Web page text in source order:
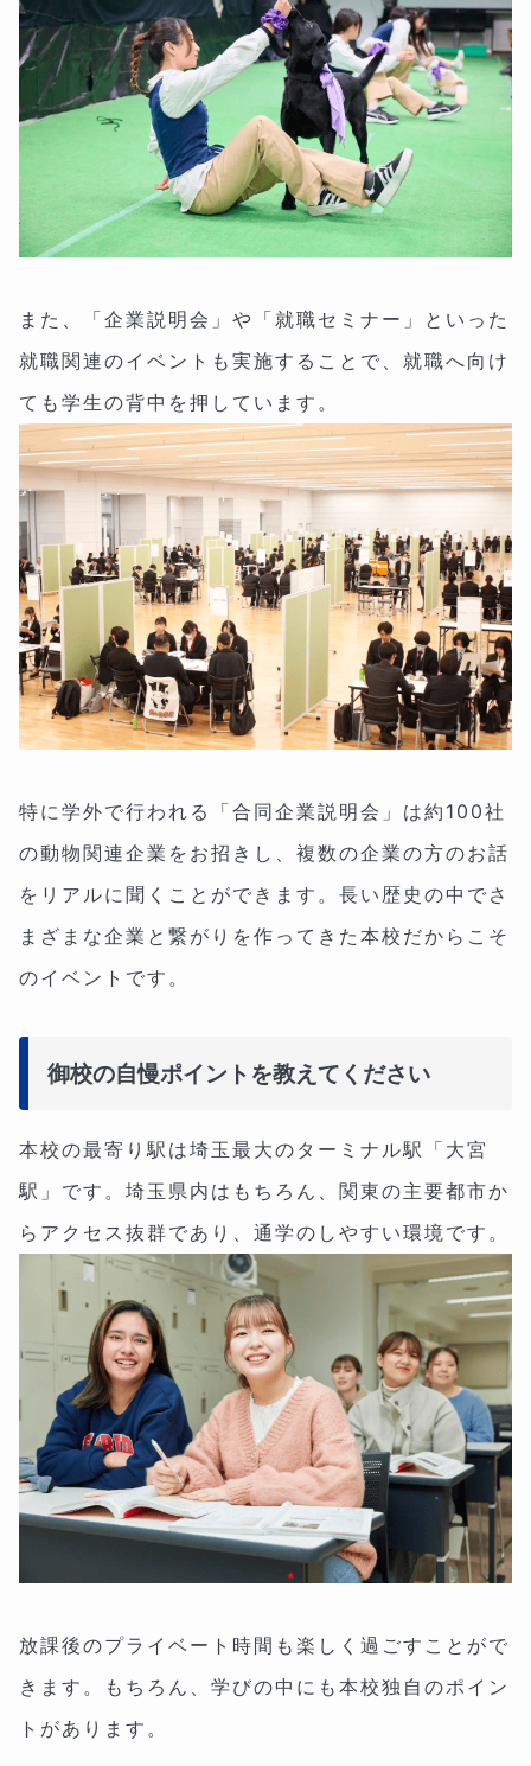
また、「企業説明会」や「就職セミナー」といった
就職関連のイベントも実施することで、就職へ向け
ても学生の背中を押しています。
特に学外で行われる「合同企業説明会」は約100社
の動物関連企業をお招きし、複数の企業の方のお話
をリアルに聞くことができます。長い歴史の中でさ
まざまな企業と繋がりを作ってきた本校だからこそ
のイベントです。
御校の自慢ポイントを教えてください
本校の最寄り駅は埼玉最大のターミナル駅「大宮
駅」です。埼玉県内はもちろん、関東の主要都市か
らアクセス抜群であり、通学のしやすい環境です。
放課後のプライベート時間も楽しく過ごすことがで
きます。もちろん、学びの中にも本校独自のポイン
トがあります。